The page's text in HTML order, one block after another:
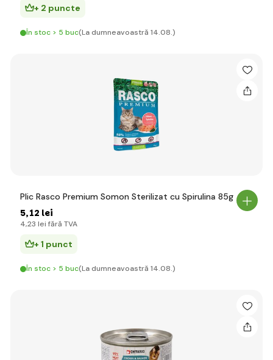
+ 2 puncte
În stoc > 5 buc(La dumneavoastră 14.08.)
Plic Rasco Premium Somon Sterilizat cu Spirulina 85g
5,12 lei
4,23 lei fără TVA
+ 1 punct
În stoc > 5 buc(La dumneavoastră 14.08.)